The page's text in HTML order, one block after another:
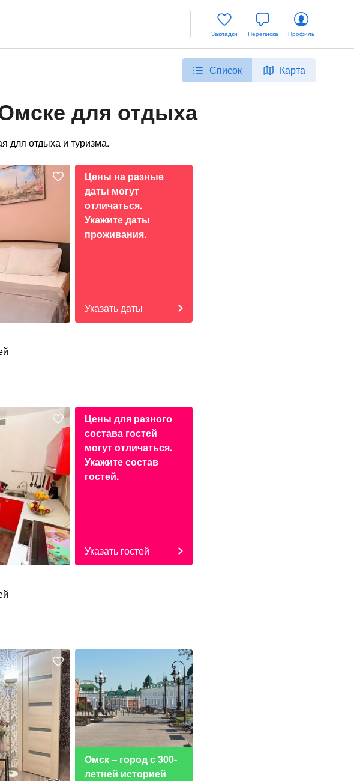
Закладки Переписка Профиль
Список Карта
для отдыха
для отдыха и туризма.
Цены на разные
даты могут
отличаться.
Укажите даты
проживания.
Указать даты
Цены для разного
состава гостей
могут отличаться.
Укажите состав
гостей.
Указать гостей
Омск – город с 300-
летней историей